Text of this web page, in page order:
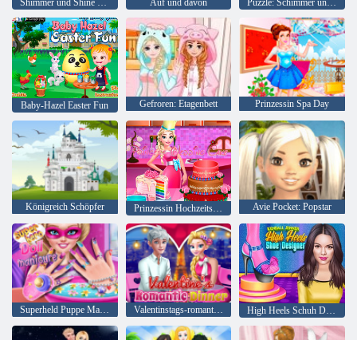
Shimmer und Shine Flip and Match Auf und davon Puzzle: Schimmer und Glanz
Baby-Hazel Easter Fun Gefroren: Etagenbett Prinzessin Spa Day
Königreich Schöpfer Prinzessin Hochzeitstorte Avie Pocket: Popstar
Superheld Puppe Maniküre Valentinstags-romantisches Abendessen High Heels Schuh Designer